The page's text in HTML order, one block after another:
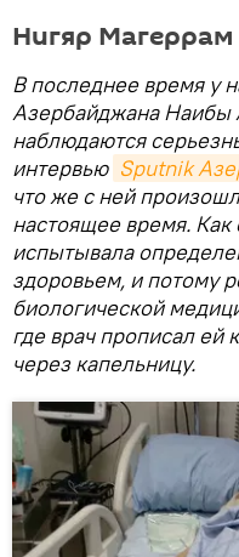
Нигяр Магеррам
В последнее время у
Азербайджана Наибы
наблюдаются
интервью Sputnik
что же с ней
настоящее время. Как
испытывала
здоровьем, и потому
биологической
где врач прописал ей
через капельницу.